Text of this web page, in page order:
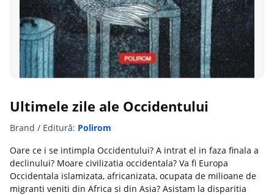
Ultimele zile ale Occidentului
Brand / Editură: Polirom
Oare ce i se intimpla Occidentului? A intrat el in faza finala a
declinului? Moare civilizatia occidentala? Va fi Europa
Occidentala islamizata, africanizata, ocupata de milioane de
migranti veniti din Africa si din Asia? Asistam la disparitia